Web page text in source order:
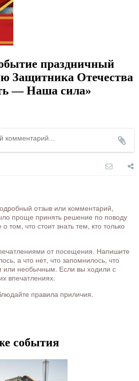
праздничный
Защитника Отечества
— Наша сила»
отзыв или комментарий,
проще принять решение по поводу
том, что стоит знать тем, кто только
от посещения. Напишите
а что нет, что запомнилось, что
или необычным. Если вы ходили с
впечатлениях.
правила приличия.
события